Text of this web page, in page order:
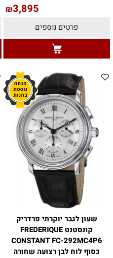
₪3,895
פרטים נוספים
שעון לגבר יוקרתי פרדריק
קונסטנט FREDERIQUE
CONSTANT FC-292MC4P6
כסוף לוח לבן רצועה שחורה